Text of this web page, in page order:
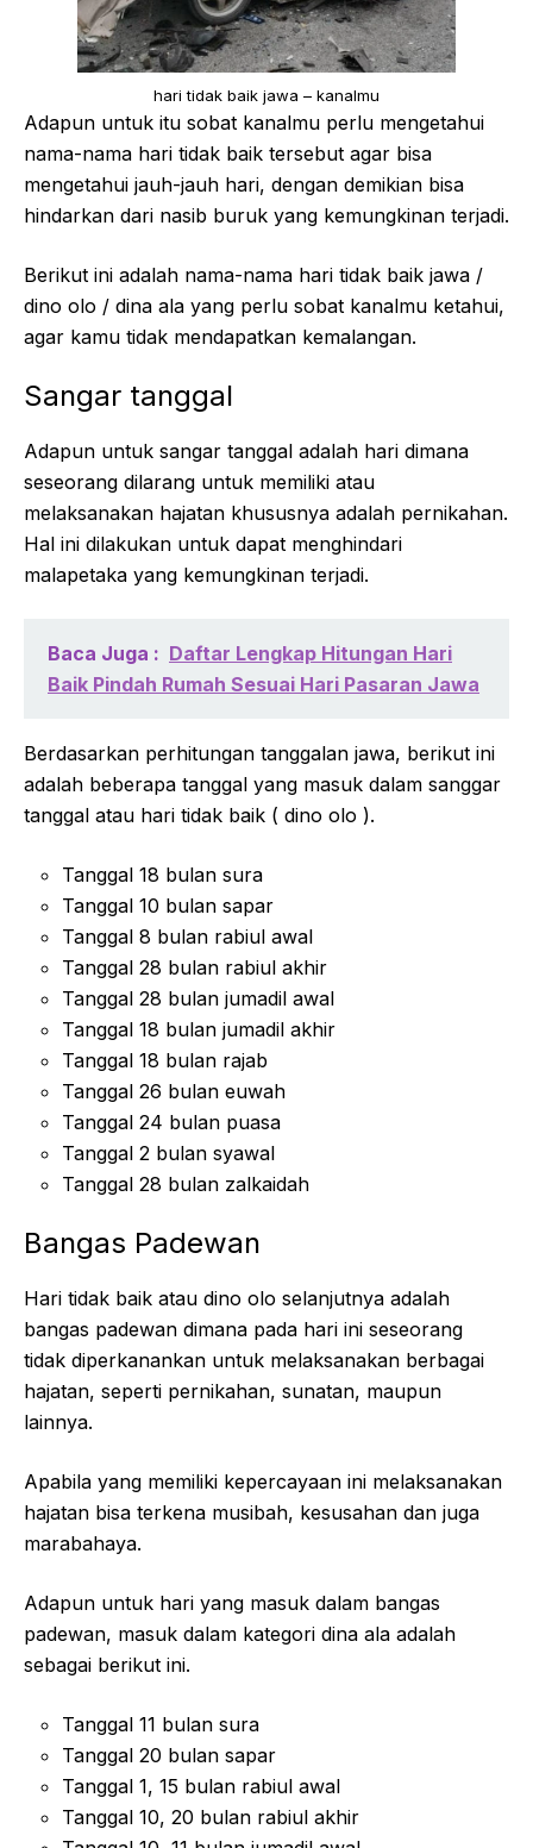
hari tidak baik jawa – kanalmu
Adapun untuk itu sobat kanalmu perlu mengetahui
nama-nama hari tidak baik tersebut agar bisa
mengetahui jauh-jauh hari, dengan demikian bisa
hindarkan dari nasib buruk yang kemungkinan terjadi.
Berikut ini adalah nama-nama hari tidak baik jawa /
dino olo / dina ala yang perlu sobat kanalmu ketahui,
agar kamu tidak mendapatkan kemalangan.
Sangar tanggal
Adapun untuk sangar tanggal adalah hari dimana
seseorang dilarang untuk memiliki atau
melaksanakan hajatan khususnya adalah pernikahan.
Hal ini dilakukan untuk dapat menghindari
malapetaka yang kemungkinan terjadi.
Baca Juga : Daftar Lengkap Hitungan Hari
Baik Pindah Rumah Sesuai Hari Pasaran Jawa
Berdasarkan perhitungan tanggalan jawa, berikut ini
adalah beberapa tanggal yang masuk dalam sanggar
tanggal atau hari tidak baik ( dino olo ).
Tanggal 18 bulan sura
Tanggal 10 bulan sapar
Tanggal 8 bulan rabiul awal
Tanggal 28 bulan rabiul akhir
Tanggal 28 bulan jumadil awal
Tanggal 18 bulan jumadil akhir
Tanggal 18 bulan rajab
Tanggal 26 bulan euwah
Tanggal 24 bulan puasa
Tanggal 2 bulan syawal
Tanggal 28 bulan zalkaidah
Bangas Padewan
Hari tidak baik atau dino olo selanjutnya adalah
bangas padewan dimana pada hari ini seseorang
tidak diperkanankan untuk melaksanakan berbagai
hajatan, seperti pernikahan, sunatan, maupun
lainnya.
Apabila yang memiliki kepercayaan ini melaksanakan
hajatan bisa terkena musibah, kesusahan dan juga
marabahaya.
Adapun untuk hari yang masuk dalam bangas
padewan, masuk dalam kategori dina ala adalah
sebagai berikut ini.
Tanggal 11 bulan sura
Tanggal 20 bulan sapar
Tanggal 1, 15 bulan rabiul awal
Tanggal 10, 20 bulan rabiul akhir